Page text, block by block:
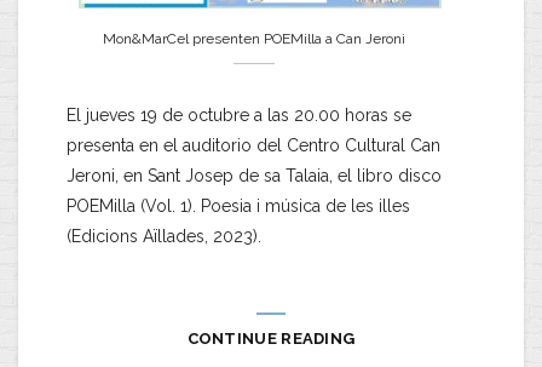
Mon&MarCel presenten POEMilla a Can Jeroni
El jueves 19 de octubre a las 20.00 horas se
presenta en el auditorio del Centro Cultural Can
Jeroni, en Sant Josep de sa Talaia, el libro disco
POEMilla (Vol. 1). Poesia i música de les illes
(Edicions Aïllades, 2023).
CONTINUE READING